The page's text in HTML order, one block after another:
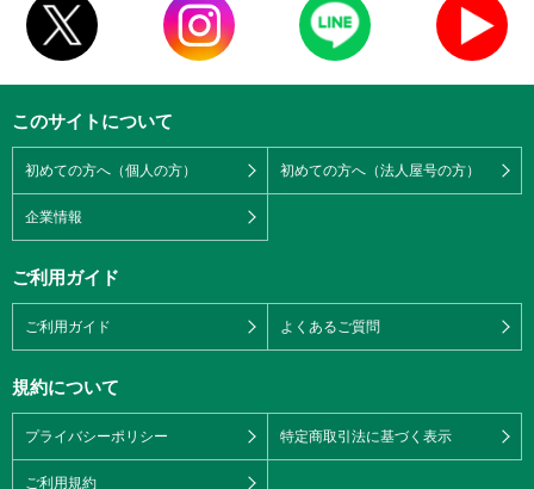
このサイトについて
初めての方へ（個人の方） 初めての方へ（法人屋号の方）
企業情報
ご利用ガイド
ご利用ガイド よくあるご質問
規約について
プライバシーポリシー 特定商取引法に基づく表示
ご利用規約